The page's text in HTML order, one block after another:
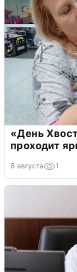
«День
проходит
8 августа 1